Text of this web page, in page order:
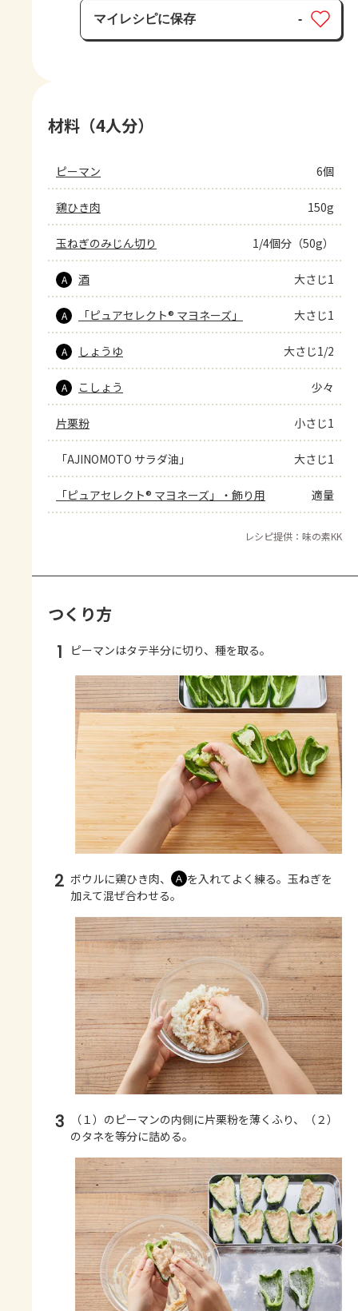
マイレシピに保存
保存済み
-
材料（4人分）
ピーマン 6個
鶏ひき肉 150g
玉ねぎのみじん切り 1/4個分（50g）
A 酒 大さじ1
A 「ピュアセレクト® マヨネーズ」 大さじ1
A しょうゆ 大さじ1/2
A こしょう 少々
片栗粉 小さじ1
「AJINOMOTO サラダ油」 大さじ1
「ピュアセレクト® マヨネーズ」・飾り用 適量
レシピ提供：味の素KK
つくり方
1 ピーマンはタテ半分に切り、種を取る。
2 ボウルに鶏ひき肉、 Ａ を入れてよく練る。玉ねぎを
加えて混ぜ合わせる。
3
（１）のピーマンの内側に片栗粉を薄くふり、（２）
のタネを等分に詰める。